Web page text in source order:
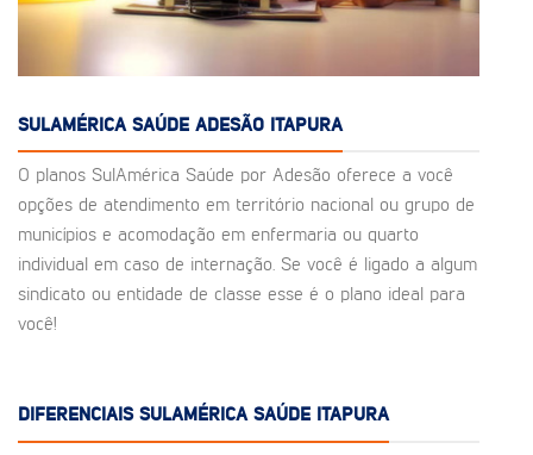
SULAMÉRICA SAÚDE ADESÃO ITAPURA
O planos SulAmérica Saúde por Adesão oferece a você
opções de atendimento em território nacional ou grupo de
municípios e acomodação em enfermaria ou quarto
individual em caso de internação. Se você é ligado a algum
sindicato ou entidade de classe esse é o plano ideal para
você!
DIFERENCIAIS SULAMÉRICA SAÚDE ITAPURA